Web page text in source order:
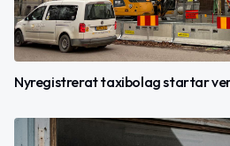
Nyregistrerat taxibolag startar